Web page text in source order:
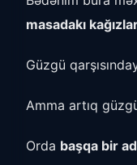
masadakı
Güzgü
Amma artıq
Orda başqa bir